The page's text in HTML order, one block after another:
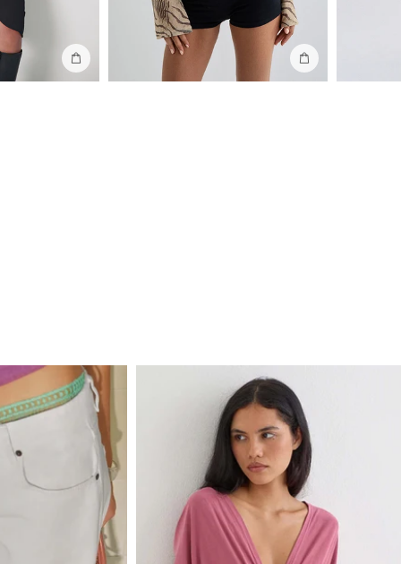
Ajouter au sac Ajouter au sac